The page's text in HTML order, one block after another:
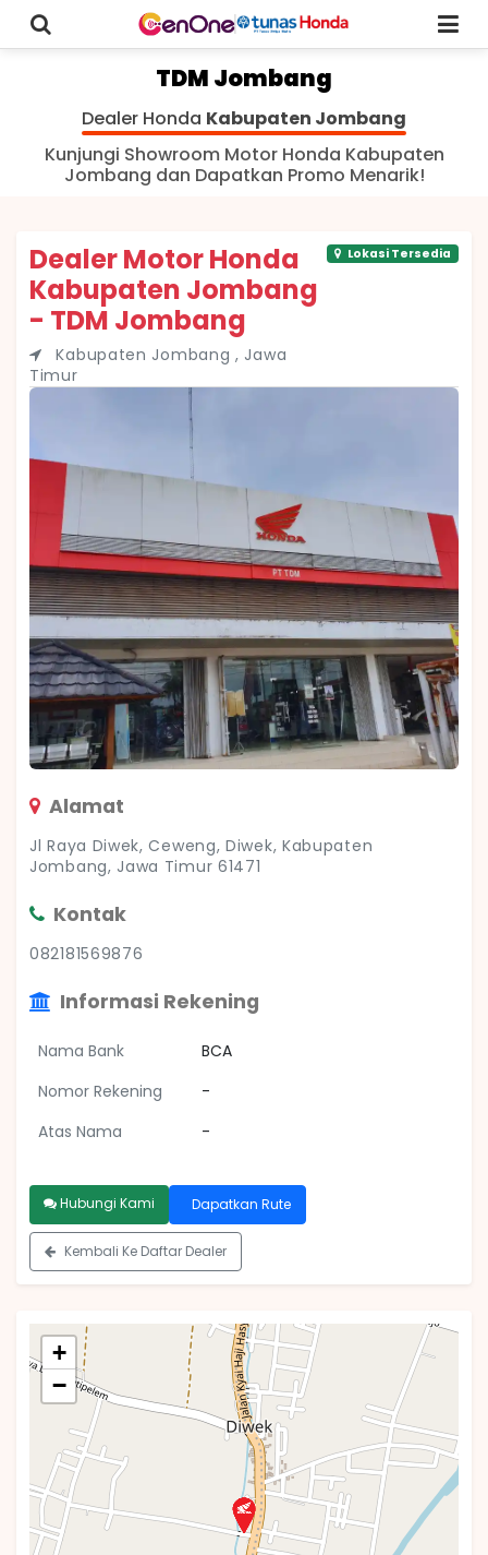
TDM Jombang
Dealer Honda Kabupaten Jombang
Kunjungi Showroom Motor Honda Kabupaten
Jombang dan Dapatkan Promo Menarik!
Dealer Motor Honda
Kabupaten Jombang
- TDM Jombang
Kabupaten Jombang , Jawa
Timur
Lokasi Tersedia
Alamat
Jl Raya Diwek, Ceweng, Diwek, Kabupaten
Jombang, Jawa Timur 61471
Kontak
082181569876
Informasi Rekening
Nama Bank
BCA
Nomor Rekening
-
Atas Nama
-
Hubungi Kami Dapatkan Rute
Kembali Ke Daftar Dealer
+
−